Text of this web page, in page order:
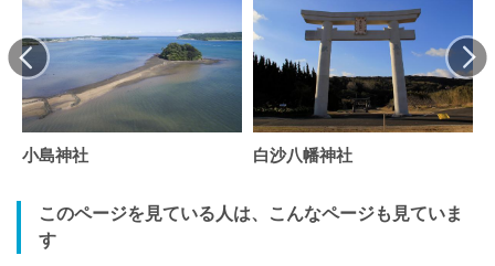
小島神社 白沙八幡神社
このページを見ている人は、こんなページも見ていま
す